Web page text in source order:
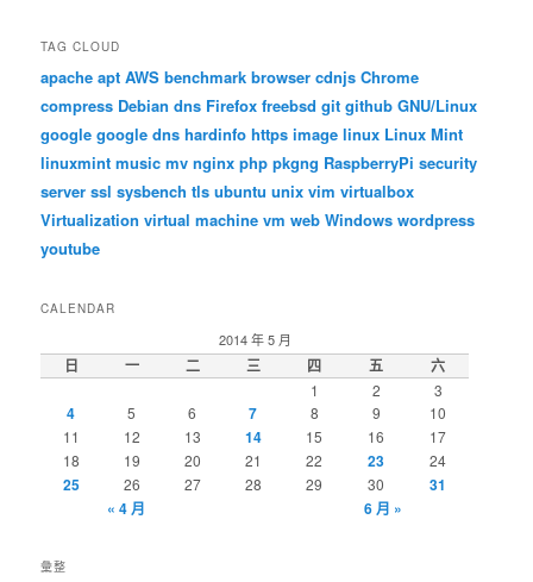
TAG CLOUD
apache apt AWS benchmark browser cdnjs Chrome
compress Debian dns Firefox freebsd git github GNU/Linux
google google dns hardinfo https image linux Linux Mint
linuxmint music mv nginx php pkgng RaspberryPi security
server ssl sysbench tls ubuntu unix vim virtualbox
Virtualization virtual machine vm web Windows wordpress
youtube
CALENDAR
2014 年 5 月
日 一 二 三 四 五 六
1 2 3
4 5 6 7 8 9
10
11
12 13 14 15 16
17
18
19 20 21 22 23 24
25 26 27 28 29 30
31
« 4 月
6 月 »
彙整